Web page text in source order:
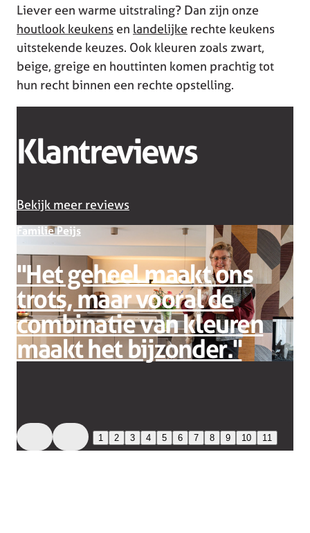
Liever een warme uitstraling? Dan zijn onze
houtlook keukens en landelijke rechte keukens
uitstekende keuzes. Ook kleuren zoals zwart,
beige, greige en houttinten komen prachtig tot
hun recht binnen een rechte opstelling.
Klantreviews
Bekijk meer reviews
Familie Peijs
''Het geheel maakt ons
trots, maar vooral de
combinatie van kleuren
maakt het bijzonder.''
1 2 3 4 5 6 7 8 9 10 11